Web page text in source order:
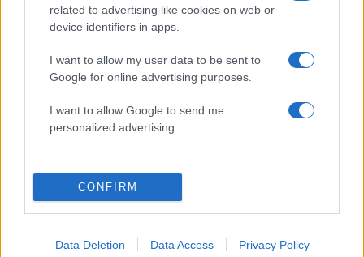
related to advertising like cookies on web or
device identifiers in apps.
I want to allow my user data to be sent to
Google for online advertising purposes.
I want to allow Google to send me
personalized advertising.
CONFIRM
Data Deletion Data Access Privacy Policy
Υποβολή σχολίου
Όροι Χρήσης. Το site προστατεύεται από reCAPTCHA, ισχύουν
Όροι Χρήσης